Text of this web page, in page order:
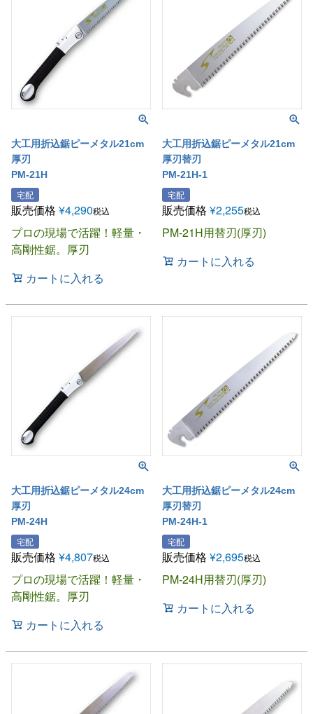
大工用折込鋸ピーメタル21cm
厚刃
PM-21H
宅配
販売価格 ¥4,290税込
プロの現場で活躍！軽量・
高剛性鋸。厚刃
カートに入れる
大工用折込鋸ピーメタル21cm
厚刃替刃
PM-21H-1
宅配
販売価格 ¥2,255税込
PM-21H用替刃(厚刃)
カートに入れる
大工用折込鋸ピーメタル24cm
厚刃
PM-24H
宅配
販売価格 ¥4,807税込
プロの現場で活躍！軽量・
高剛性鋸。厚刃
カートに入れる
大工用折込鋸ピーメタル24cm
厚刃替刃
PM-24H-1
宅配
販売価格 ¥2,695税込
PM-24H用替刃(厚刃)
カートに入れる